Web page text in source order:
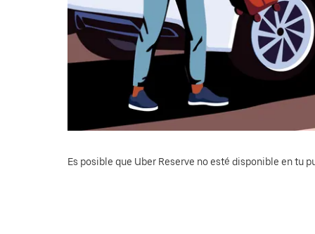
Es posible que Uber Reserve no esté disponible en tu